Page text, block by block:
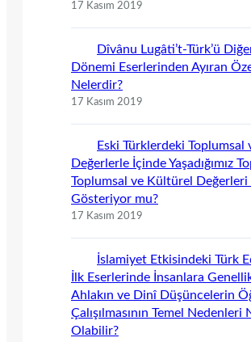
17 Kasım 2019
Dîvânu Lugâti’t-Türk’ü
Dönemi Eserlerinden Ayıran
Nelerdir?
17 Kasım 2019
Eski Türklerdeki Toplumsal
Değerlerle İçinde Yaşadığımız
Toplumsal ve Kültürel Değerleri
Gösteriyor mu?
17 Kasım 2019
İslamiyet Etkisindeki Türk
İlk Eserlerinde İnsanlara
Ahlakın ve Dinî Düşüncelerin
Çalışılmasının Temel Nedenleri
Olabilir?